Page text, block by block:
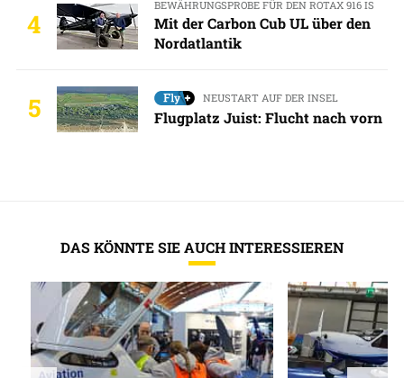
4
BEWÄHRUNGSPROBE FÜR DEN ROTAX 916 IS
Mit der Carbon Cub UL über den
Nordatlantik
5 NEUSTART AUF DER INSEL
Flugplatz Juist: Flucht nach vorn
DAS KÖNNTE SIE AUCH INTERESSIEREN